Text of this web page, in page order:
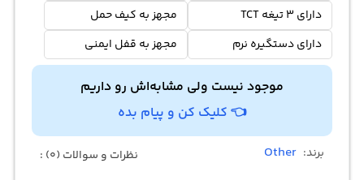
دارای 3 تیغه TCT
مجهز به کیف حمل
دارای دستگیره نرم
مجهز به قفل ایمنی
موجود نیست ولی مشابه‌اش رو داریم
👈 کلیک کن و پیام بده
برند: Other نظرات و سوالات (0) :